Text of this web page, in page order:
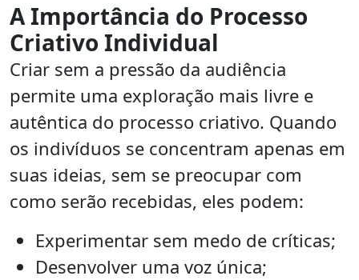
A Importância do Processo
Criativo Individual
Criar sem a pressão da audiência
permite uma exploração mais livre e
autêntica do processo criativo. Quando
os indivíduos se concentram apenas em
suas ideias, sem se preocupar com
como serão recebidas, eles podem:
Experimentar sem medo de críticas;
Desenvolver uma voz única;